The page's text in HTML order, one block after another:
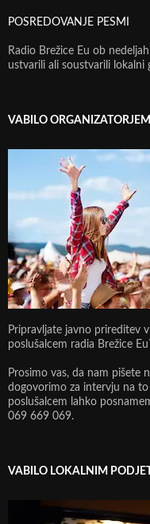
POSREDOVANJE PESMI
Radio Brežice Eu ob
ustvarili ali soustvarili lokalni
VABILO
Pripravljate javno prireditev
poslušalcem radia Brežice
Prosimo vas, da nam pišete
dogovorimo za intervju na
poslušalcem lahko
069 669 069.
VABILO LOKALNIM